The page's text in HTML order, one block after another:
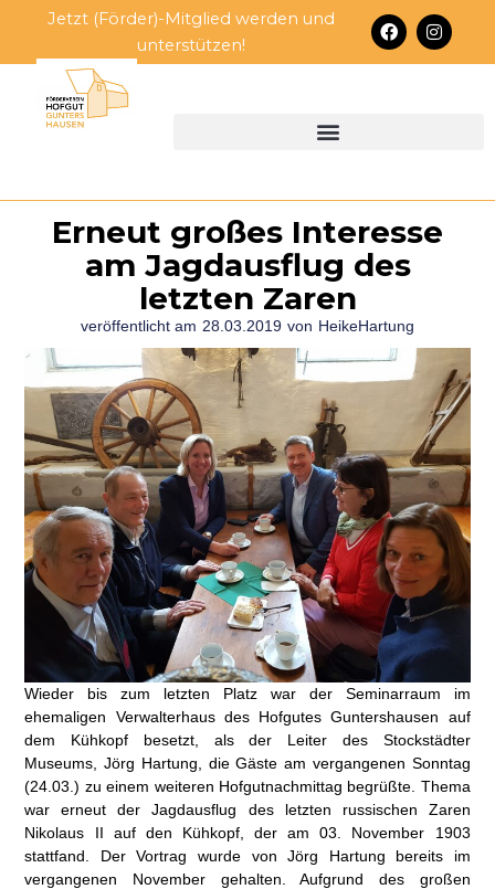
springen
Jetzt (Förder)-Mitglied werden und
unterstützen!
F
a
c
I
n
s
Erneut großes Interesse
am Jagdausflug des
letzten Zaren
veröffentlicht am 28.03.2019 von HeikeHartung
Wieder bis zum letzten Platz war der Seminarraum im
ehemaligen Verwalterhaus des Hofgutes Guntershausen auf
dem Kühkopf besetzt, als der Leiter des Stockstädter
Museums, Jörg Hartung, die Gäste am vergangenen Sonntag
(24.03.) zu einem weiteren Hofgutnachmittag begrüßte. Thema
war erneut der Jagdausflug des letzten russischen Zaren
Nikolaus II auf den Kühkopf, der am 03. November 1903
stattfand. Der Vortrag wurde von Jörg Hartung bereits im
vergangenen November gehalten. Aufgrund des großen